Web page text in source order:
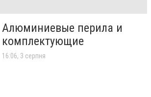
Алюминиевые перила и
комплектующие
16:06, 3 серпня